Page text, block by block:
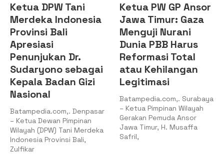
Ketua DPW Tani
Merdeka Indonesia
Provinsi Bali
Apresiasi
Penunjukan Dr.
Sudaryono sebagai
Kepala Badan Gizi
Nasional
Batampedia.com,. Denpasar
– Ketua Dewan Pimpinan
Wilayah (DPW) Tani Merdeka
Indonesia Provinsi Bali,
Zulfikar
Ketua PW GP Ansor
Jawa Timur: Gaza
Menguji Nurani
Dunia PBB Harus
Reformasi Total
atau Kehilangan
Legitimasi
Batampedia.com,. Surabaya
– Ketua Pimpinan Wilayah
Gerakan Pemuda Ansor
Jawa Timur, H. Musaffa
Safril,